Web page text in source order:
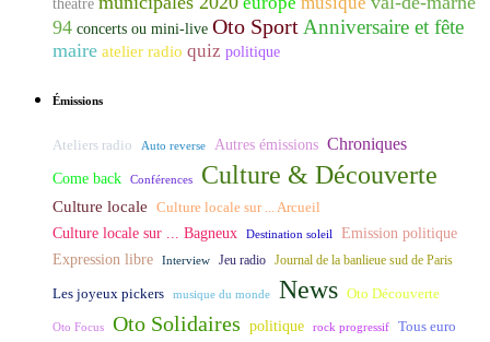
théâtre
94 concerts ou mini-live Oto SportAnniversaire et fête
maire atelier radio quiz politique
Émissions
Ateliers radio Auto reverse Autres émissions Chroniques
Come back Conférences Culture & Découverte
Culture locale Culture locale sur ... Arcueil
Culture locale sur ... Bagneux Destination soleil Emission politique
Expression libre Interview Jeu radio Journal de la banlieue sud de Paris
Les joyeux pickers musique du monde News Oto Découverte
Oto Focus Oto Solidaires politique rock progressif Tous euro